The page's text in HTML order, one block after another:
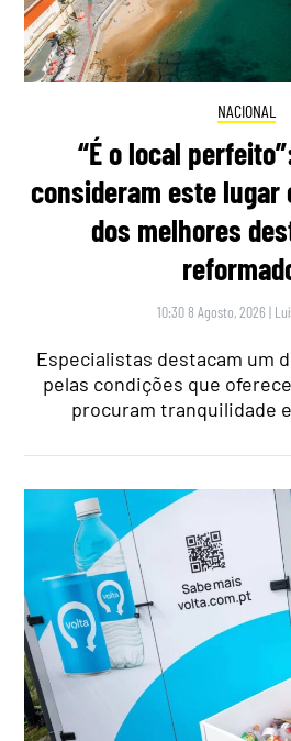
NACIONAL
“É o local
consideram este lugar
dos melhores
10:30 8 Agosto, 2026 |
Especialistas destacam um
pelas condições que
procuram tranquilidade